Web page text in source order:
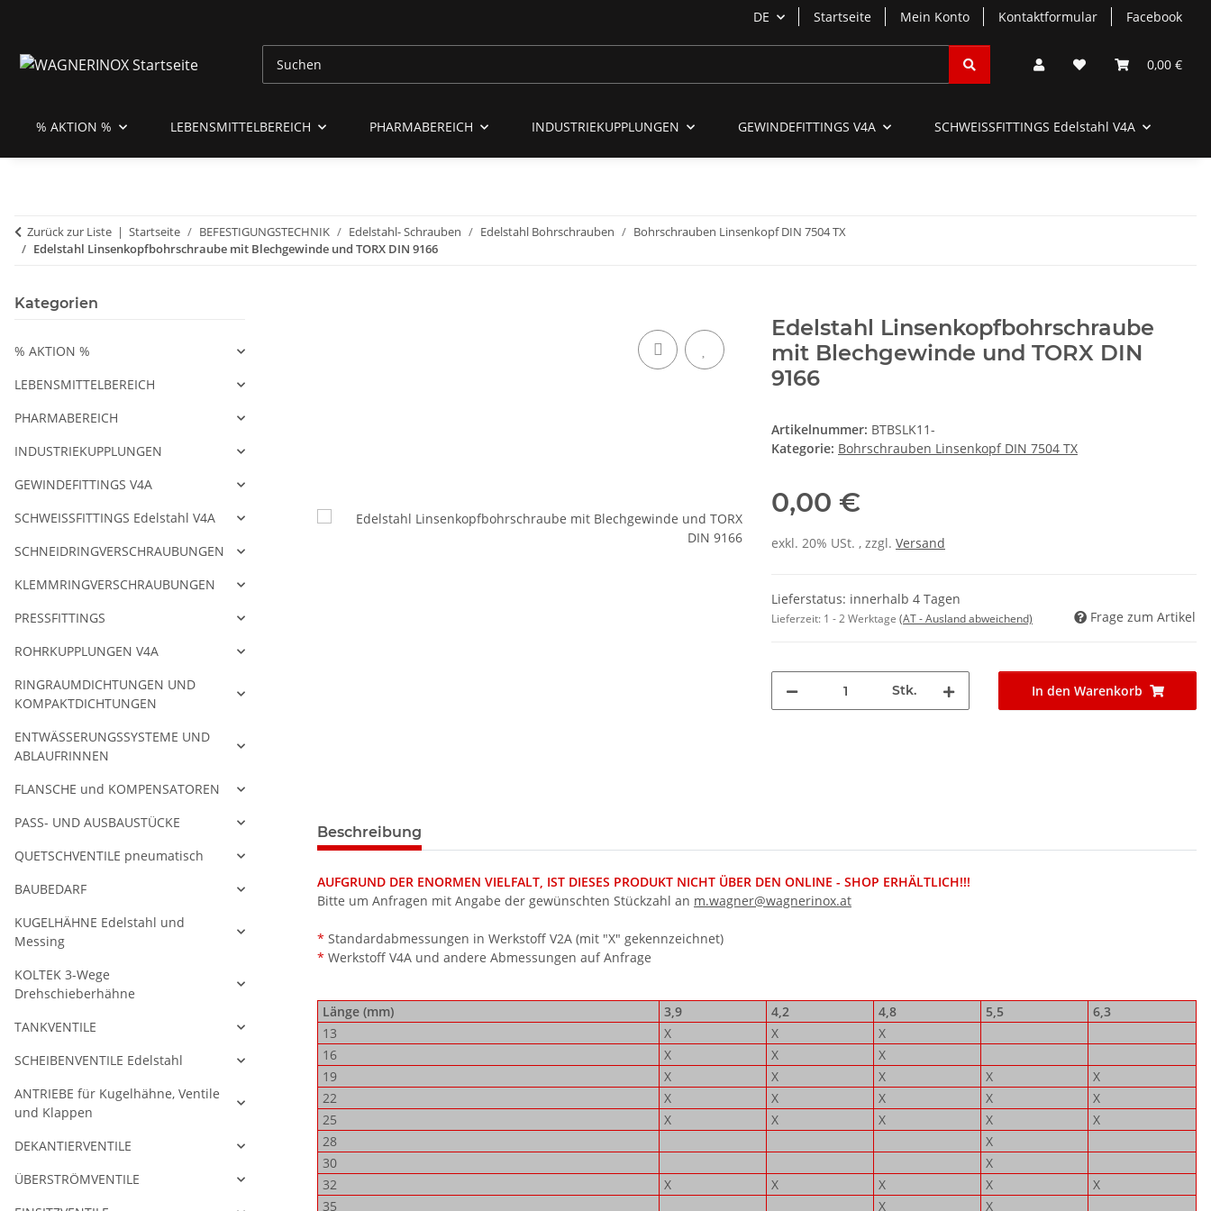
DE Startseite Mein Konto Kontaktformular Facebook
0,00 €
% AKTION % LEBENSMITTELBEREICH PHARMABEREICH INDUSTRIEKUPPLUNGEN GEWINDEFITTINGS V4A SCHWEISSFITTINGS Edelstahl V4A
Zurück zur Liste Startseite BEFESTIGUNGSTECHNIK Edelstahl- Schrauben Edelstahl Bohrschrauben
Bohrschrauben Linsenkopf DIN 7504 TX
Edelstahl Linsenkopfbohrschraube mit Blechgewinde und TORX DIN 9166
Edelstahl Linsenkopfbohrschraube
mit Blechgewinde und TORX DIN
9166
Artikelnummer: BTBSLK11-
Kategorie: Bohrschrauben Linsenkopf DIN 7504 TX
0,00 €
exkl. 20% USt. , zzgl. Versand
Lieferstatus: innerhalb 4 Tagen
Lieferzeit: 1 - 2 Werktage (AT - Ausland abweichend) Frage zum Artikel
Stk. In den Warenkorb
weitere Registerkarten anzeigen
Beschreibung
AUFGRUND DER ENORMEN VIELFALT, IST DIESES PRODUKT NICHT ÜBER DEN ONLINE - SHOP ERHÄLTLICH!!!
Bitte um Anfragen mit Angabe der gewünschten Stückzahl an m.wagner@wagnerinox.at
* Standardabmessungen in Werkstoff V2A (mit "X" gekennzeichnet)
* Werkstoff V4A und andere Abmessungen auf Anfrage
Länge (mm) 3,9 4,2 4,8 5,5
6,3
13
X X
X
16
X X
X
19
X X X X
X
22
X X X X
X
25
X X X X
X
28
X
30
X
32
X X X X
X
35
X X
Kategorien
% AKTION %
LEBENSMITTELBEREICH
PHARMABEREICH
INDUSTRIEKUPPLUNGEN
GEWINDEFITTINGS V4A
SCHWEISSFITTINGS Edelstahl V4A
SCHNEIDRINGVERSCHRAUBUNGEN
KLEMMRINGVERSCHRAUBUNGEN
PRESSFITTINGS
ROHRKUPPLUNGEN V4A
RINGRAUMDICHTUNGEN UND
KOMPAKTDICHTUNGEN
ENTWÄSSERUNGSSYSTEME UND
ABLAUFRINNEN
FLANSCHE und KOMPENSATOREN
PASS- UND AUSBAUSTÜCKE
QUETSCHVENTILE pneumatisch
BAUBEDARF
KUGELHÄHNE Edelstahl und
Messing
KOLTEK 3-Wege
Drehschieberhähne
TANKVENTILE
SCHEIBENVENTILE Edelstahl
ANTRIEBE für Kugelhähne, Ventile
und Klappen
DEKANTIERVENTILE
ÜBERSTRÖMVENTILE